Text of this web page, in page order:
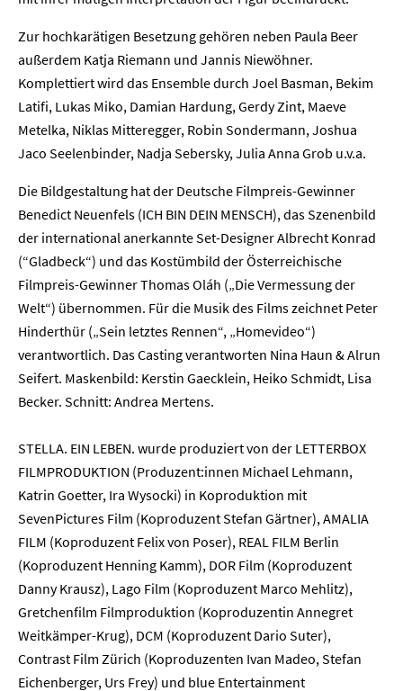
Zur hochkarätigen Besetzung gehören neben Paula Beer
außerdem Katja Riemann und Jannis Niewöhner.
Komplettiert wird das Ensemble durch Joel Basman, Bekim
Latifi, Lukas Miko, Damian Hardung, Gerdy Zint, Maeve
Metelka, Niklas Mitteregger, Robin Sondermann, Joshua
Jaco Seelenbinder, Nadja Sebersky, Julia Anna Grob u.v.a.
Die Bildgestaltung hat der Deutsche Filmpreis-Gewinner
Benedict Neuenfels (ICH BIN DEIN MENSCH), das Szenenbild
der international anerkannte Set-Designer Albrecht Konrad
(“Gladbeck“) und das Kostümbild der Österreichische
Filmpreis-Gewinner Thomas Oláh („Die Vermessung der
Welt“) übernommen. Für die Musik des Films zeichnet Peter
Hinderthür („Sein letztes Rennen“, „Homevideo“)
verantwortlich. Das Casting verantworten Nina Haun & Alrun
Seifert. Maskenbild: Kerstin Gaecklein, Heiko Schmidt, Lisa
Becker. Schnitt: Andrea Mertens.
STELLA. EIN LEBEN. wurde produziert von der LETTERBOX
FILMPRODUKTION (Produzent:innen Michael Lehmann,
Katrin Goetter, Ira Wysocki) in Koproduktion mit
SevenPictures Film (Koproduzent Stefan Gärtner), AMALIA
FILM (Koproduzent Felix von Poser), REAL FILM Berlin
(Koproduzent Henning Kamm), DOR Film (Koproduzent
Danny Krausz), Lago Film (Koproduzent Marco Mehlitz),
Gretchenfilm Filmproduktion (Koproduzentin Annegret
Weitkämper-Krug), DCM (Koproduzent Dario Suter),
Contrast Film Zürich (Koproduzenten Ivan Madeo, Stefan
Eichenberger, Urs Frey) und blue Entertainment
Home
Unternehmen
Presse
Karriere
Kontakt
Newsletter Datenschutz Impressum